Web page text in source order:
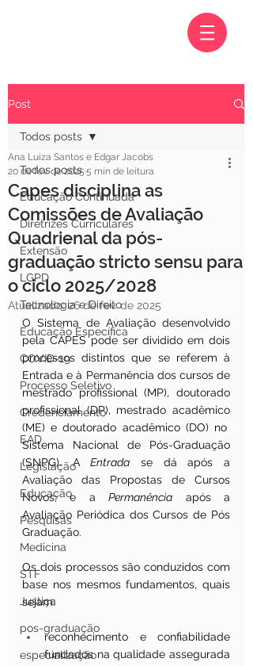
Post
Todos posts
Educação Continuada
Diretrizes Curriculares
Extensão
LGPD
Tecnologia e Direito
Educação Específica
COVID-19
Processo Seletivo
Credenciamento
EAD
Legislação
Educação
Pesquisas
Medicina
STF
Justiça
pos-graduação
especialização
Todos posts
Capes disciplina as
Comissões de Avaliação
Quadrienal da pós-
graduação stricto sensu para
o ciclo 2025/2028
Ana Luiza Santos e Edgar Jacobs
20 de fev. de 2025 5 min de leitura
Atualizado:26 de fev. de 2025
O Sistema de Avaliação desenvolvido
pela CAPES pode ser dividido em dois
processos distintos que se referem à
Entrada e à Permanência dos cursos de
mestrado profissional (MP), doutorado
profissional (DP), mestrado acadêmico
(ME) e doutorado acadêmico (DO) no
Sistema Nacional de Pós-Graduação
(SNPG). A Entrada se dá após a
Avaliação das Propostas de Cursos
Novos; e a Permanência após a
Avaliação Periódica dos Cursos de Pós
Graduação.
Os dois processos são conduzidos com
base nos mesmos fundamentos, quais
sejam:
reconhecimento e confiabilidade
fundados na qualidade assegurada